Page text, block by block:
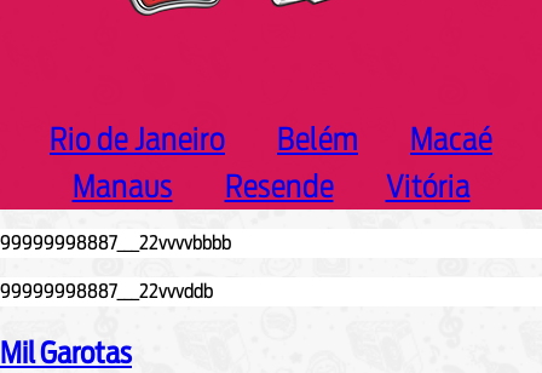
Rio de Janeiro Belém
Macaé
Manaus
Resende Vitória
Mil Garotas